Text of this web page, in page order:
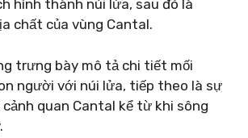
hình thành núi lửa, sau đó là
chất của vùng Cantal.
trưng bày mô tả chi tiết mối
người với núi lửa, tiếp theo là sự
quan Cantal kể từ khi sông